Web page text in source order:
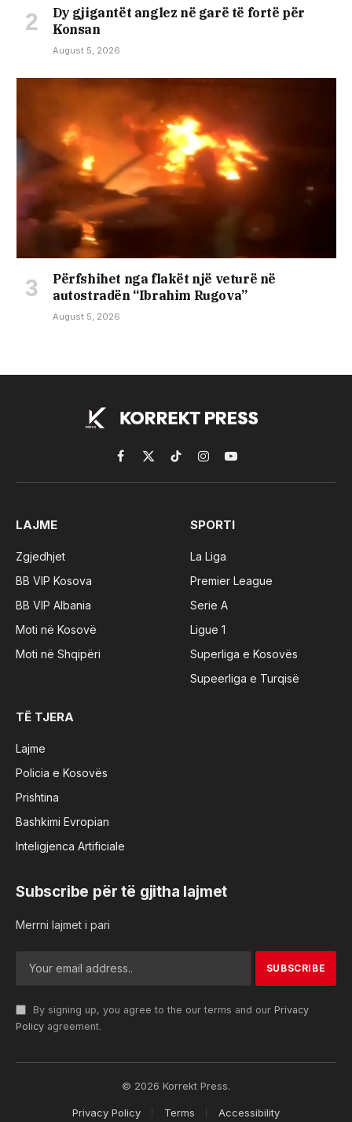
Dy gjigantët anglez në garë të fortë për
Konsan
August 5, 2026
Përfshihet nga flakët një veturë në
autostradën “Ibrahim Rugova”
August 5, 2026
Facebook
X
(Twitter)
TikTokInstagramYouTube
LAJME
Zgjedhjet
BB VIP Kosova
BB VIP Albania
Moti në Kosovë
Moti në Shqipëri
SPORTI
La Liga
Premier League
Serie A
Ligue 1
Superliga e Kosovës
Supeerliga e Turqisë
TË TJERA
Lajme
Policia e Kosovës
Prishtina
Bashkimi Evropian
Inteligjenca Artificiale
Subscribe për të gjitha lajmet
Merrni lajmet i pari
By signing up, you agree to the our terms and our Privacy
Policy agreement.
© 2026 Korrekt Press.
Privacy Policy Terms Accessibility